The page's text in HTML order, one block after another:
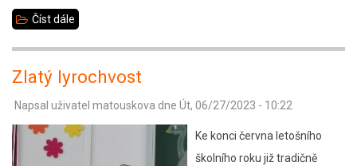
Číst dále
dramatického
kroužku
Zlatý lyrochvost
Napsal uživatel matouskova dne Út, 06/27/2023 - 10:22
Ke konci června letošního
školního roku již tradičně